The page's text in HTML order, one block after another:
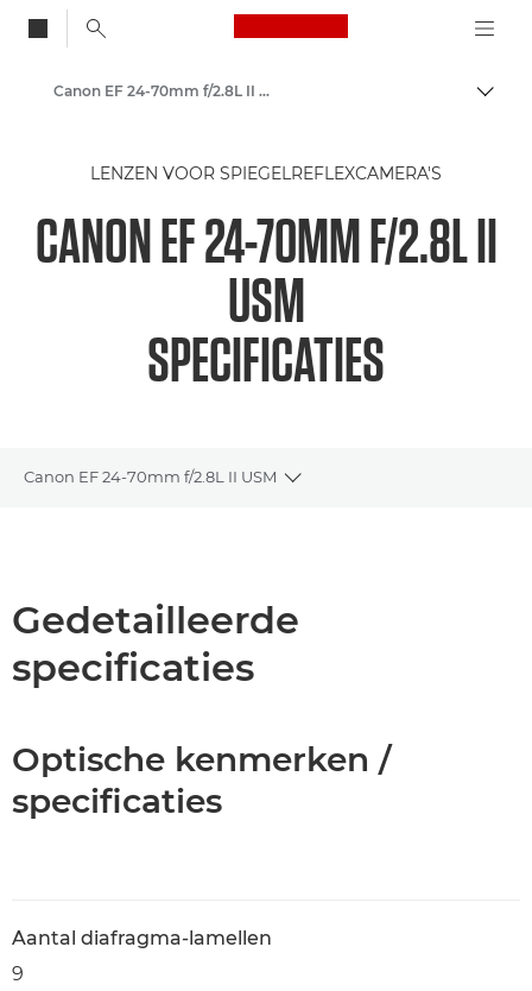
Canon Logo, back
Canon camera-lenzen
Canon EF 24-70mm f/2.8L II USM - Lenses - Camera & Photo lenses
LENZEN VOOR SPIEGELREFLEXCAMERA'S
CANON EF 24-70MM F/2.8L II
USM
SPECIFICATIES
Canon EF 24-70mm f/2.8L II USM
Toggle breadcrumbs
Gedetailleerde
specificaties
Optische kenmerken /
specificaties
Aantal diafragma-lamellen
9